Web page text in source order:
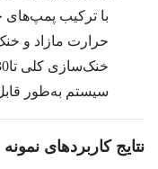
با ترکیب پمپ‌های
حرارت مازاد و
خنک‌سازی کلی تا
سیستم به‌طور
نتایج کاربردهای نمونه